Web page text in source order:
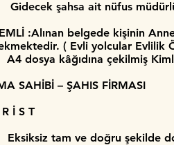
şahsa ait nüfus
:Alınan belgede kişinin
( Evli yolcular Evlilik
dosya kâğıdına çekilmiş
SAHİBİ – ŞAHIS FİRMASI
İ S T
tam ve doğru şekilde